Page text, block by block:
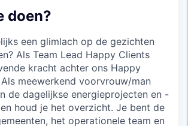
doen?
een glimlach op de gezichten
Als Team Lead Happy Clients
kracht achter ons Happy
meewerkend voorvrouw/man
de dagelijkse energieprojecten en -
en houd je het overzicht. Je bent de
het operationele team en